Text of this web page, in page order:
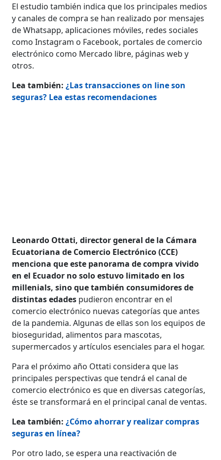
El estudio también indica que los principales medios
y canales de compra se han realizado por mensajes
de Whatsapp, aplicaciones móviles, redes sociales
como Instagram o Facebook, portales de comercio
electrónico como Mercado libre, páginas web y
otros.
Lea también:¿Las transacciones on line son
seguras? Lea estas recomendaciones
Leonardo Ottati, director general de la Cámara
Ecuatoriana de Comercio Electrónico (CCE)
menciona que este panorama de compra vivido
en el Ecuador no solo estuvo limitado en los
millenials, sino que también consumidores de
distintas edades pudieron encontrar en el
comercio electrónico nuevas categorías que antes
de la pandemia. Algunas de ellas son los equipos de
bioseguridad, alimentos para mascotas,
supermercados y artículos esenciales para el hogar.
Para el próximo año Ottati considera que las
principales perspectivas que tendrá el canal de
comercio electrónico es que en diversas categorías,
éste se transformará en el principal canal de ventas.
Lea también:¿Cómo ahorrar y realizar compras
seguras en línea?
Por otro lado, se espera una reactivación de